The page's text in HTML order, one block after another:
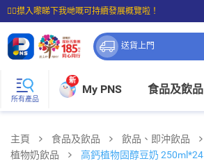
☝🏼㩒入嚟睇下我哋嘅可持續發展概覽啦！
⭐購物滿$399即享免費送貨；滿$100即可免費店取。
送貨上門
所有產品
新
My PNS 食品及飲品
主頁 食品及飲品 飲品、即沖飲品
植物奶飲品
高鈣植物固醇豆奶 250ml*24